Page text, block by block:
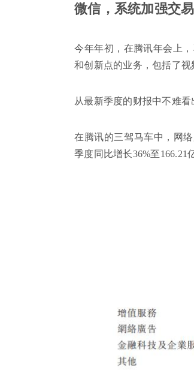
微信，系统加强交
今年年初，在腾讯年会上
和创新点的业务，包括了视
从最新季度的财报中不难看
在腾讯的三驾马车中，网
季度同比增长36%至166.21